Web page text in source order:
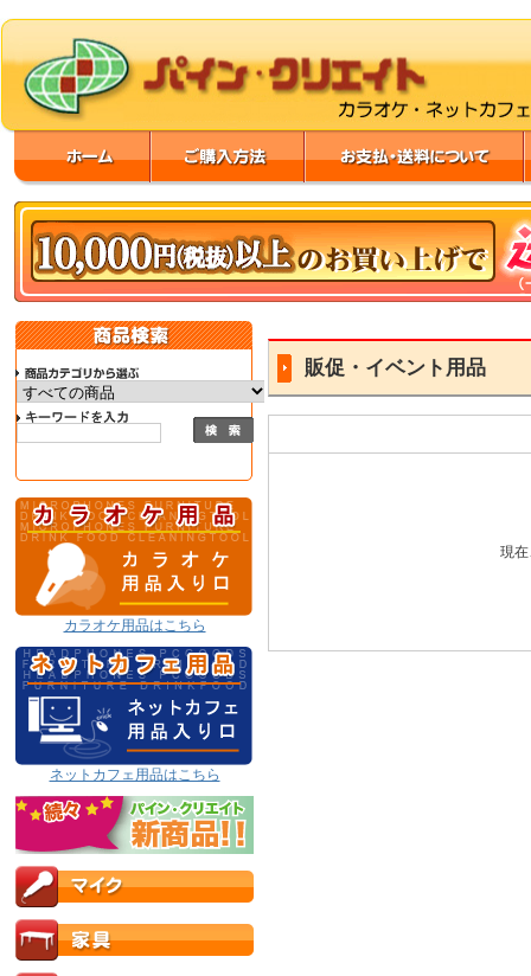
カラオケ用品はこちら
ネットカフェ用品はこちら
販促・イベント用品
現